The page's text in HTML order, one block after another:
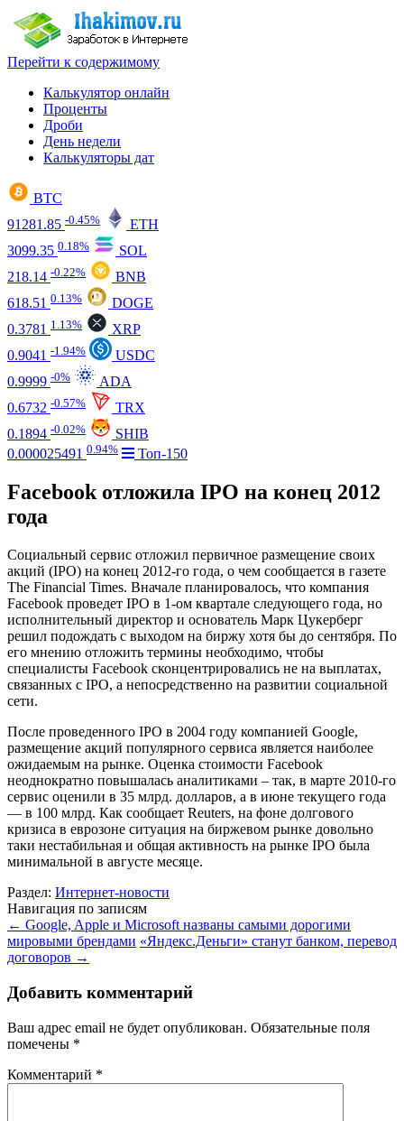
Перейти к содержимому
Калькулятор онлайн
Проценты
Дроби
День недели
Калькуляторы дат
BTC
91281.85 -0.45%
ETH
3099.35 0.18%
SOL
218.14 -0.22%
BNB
618.51 0.13%
DOGE
0.3781 1.13%
XRP
0.9041 -1.94%
USDC
0.9999 -0%
ADA
0.6732 -0.57%
TRX
0.1894 -0.02%
SHIB
0.000025491 0.94% Топ-150
Facebook отложила IPO на конец 2012
года
Социальный сервис отложил первичное размещение своих
акций (IPO) на конец 2012-го года, о чем сообщается в газете
The Financial Times. Вначале планировалось, что компания
Facebook проведет IPO в 1-ом квартале следующего года, но
исполнительный директор и основатель Марк Цукерберг
решил подождать с выходом на биржу хотя бы до сентября. По
его мнению отложить термины необходимо, чтобы
специалисты Facebook сконцентрировались не на выплатах,
связанных с IPO, а непосредственно на развитии социальной
сети.
После проведенного IPO в 2004 году компанией Google,
размещение акций популярного сервиса является наиболее
ожидаемым на рынке. Оценка стоимости Facebook
неоднократно повышалась аналитиками – так, в марте 2010-го
сервис оценили в 35 млрд. долларов, а в июне текущего года
— в 100 млрд. Как сообщает Reuters, на фоне долгового
кризиса в еврозоне ситуация на биржевом рынке довольно
таки нестабильная и общая активность на рынке IPO была
минимальной в августе месяце.
Раздел: Интернет-новости
Навигация по записям
← Google, Apple и Microsoft названы самыми дорогими
мировыми брендами «Яндекс.Деньги» станут банком, перевод
договоров →
Добавить комментарий
Ваш адрес email не будет опубликован. Обязательные поля
помечены *
Комментарий *